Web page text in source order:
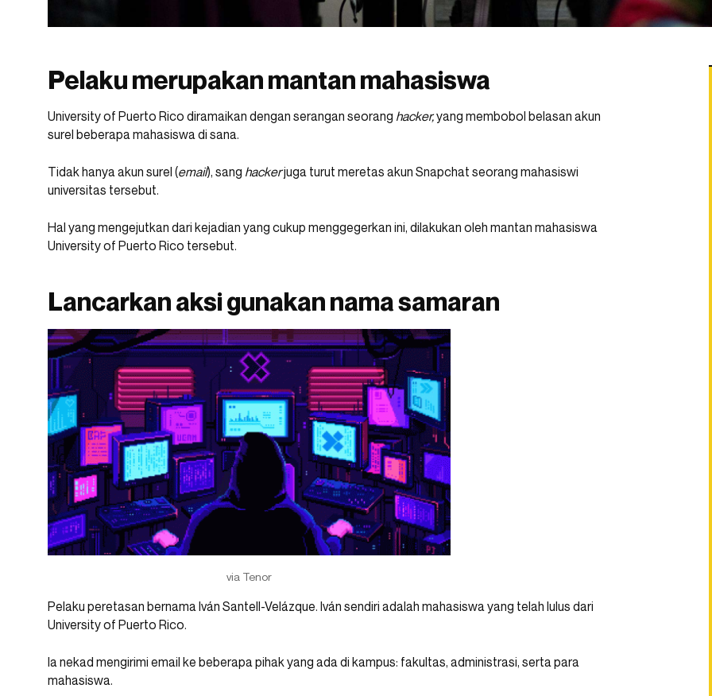
Pelaku merupakan mantan mahasiswa
University of Puerto Rico diramaikan dengan serangan seorang hacker,yang membobol belasan akun
surel beberapa mahasiswa di sana.
Tidak hanya akun surel (email), sang hackerjuga turut meretas akun Snapchat seorang mahasiswi
universitas tersebut.
Hal yang mengejutkan dari kejadian yang cukup menggegerkan ini, dilakukan oleh mantan mahasiswa
University of Puerto Rico tersebut.
Lancarkan aksi gunakan nama samaran
via Tenor
Pelaku peretasan bernama Iván Santell-Velázque. Iván sendiri adalah mahasiswa yang telah lulus dari
University of Puerto Rico.
Ia nekad mengirimi email ke beberapa pihak yang ada di kampus: fakultas, administrasi, serta para
mahasiswa.